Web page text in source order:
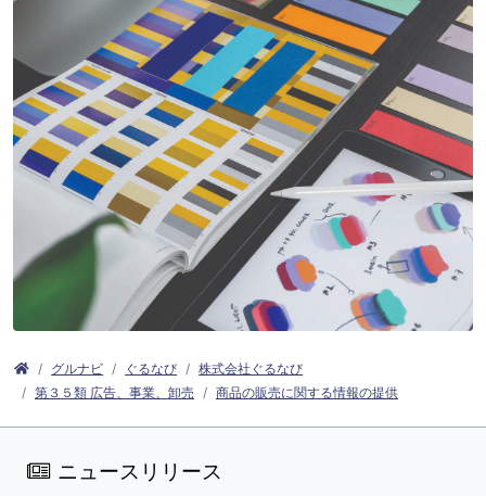
グルナビ ぐるなび
株式会社ぐるなび
第３５類 広告、事業、卸売
商品の販売に関する情報の提供
ニュースリリース